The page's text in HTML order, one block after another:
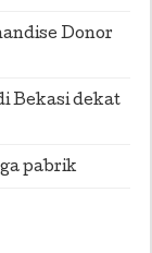
Donor
Bekasi dekat
pabrik